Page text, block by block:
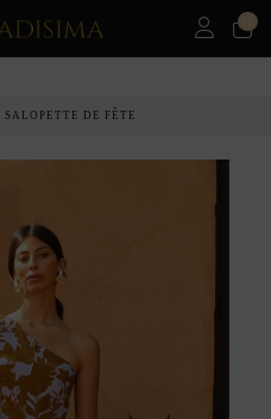
SALOPETTE DE FÊTE